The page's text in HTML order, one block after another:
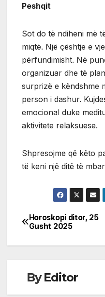
Peshqit
Sot do të ndiheni më
miqtë. Një çështje e
përfundimisht. Në
organizuar dhe të
surprizë e këndshme
person i dashur.
emocional duke
aktivitete relaksuese.
Shpresojme që këto
të keni një ditë të
Post
navigation
Horoskopi ditor, 25
Gusht 2025
ByEditor